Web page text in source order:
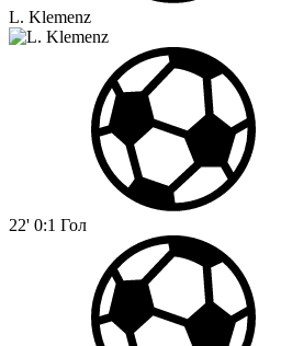
L. Klemenz
22' 0:1 Гол